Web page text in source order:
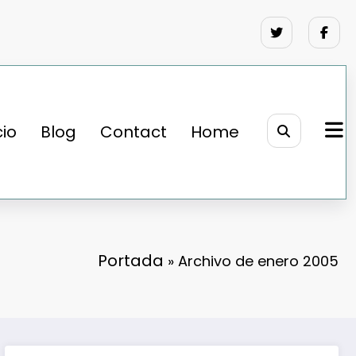
Blog Contact Home
Portada » Archivo de enero 2005